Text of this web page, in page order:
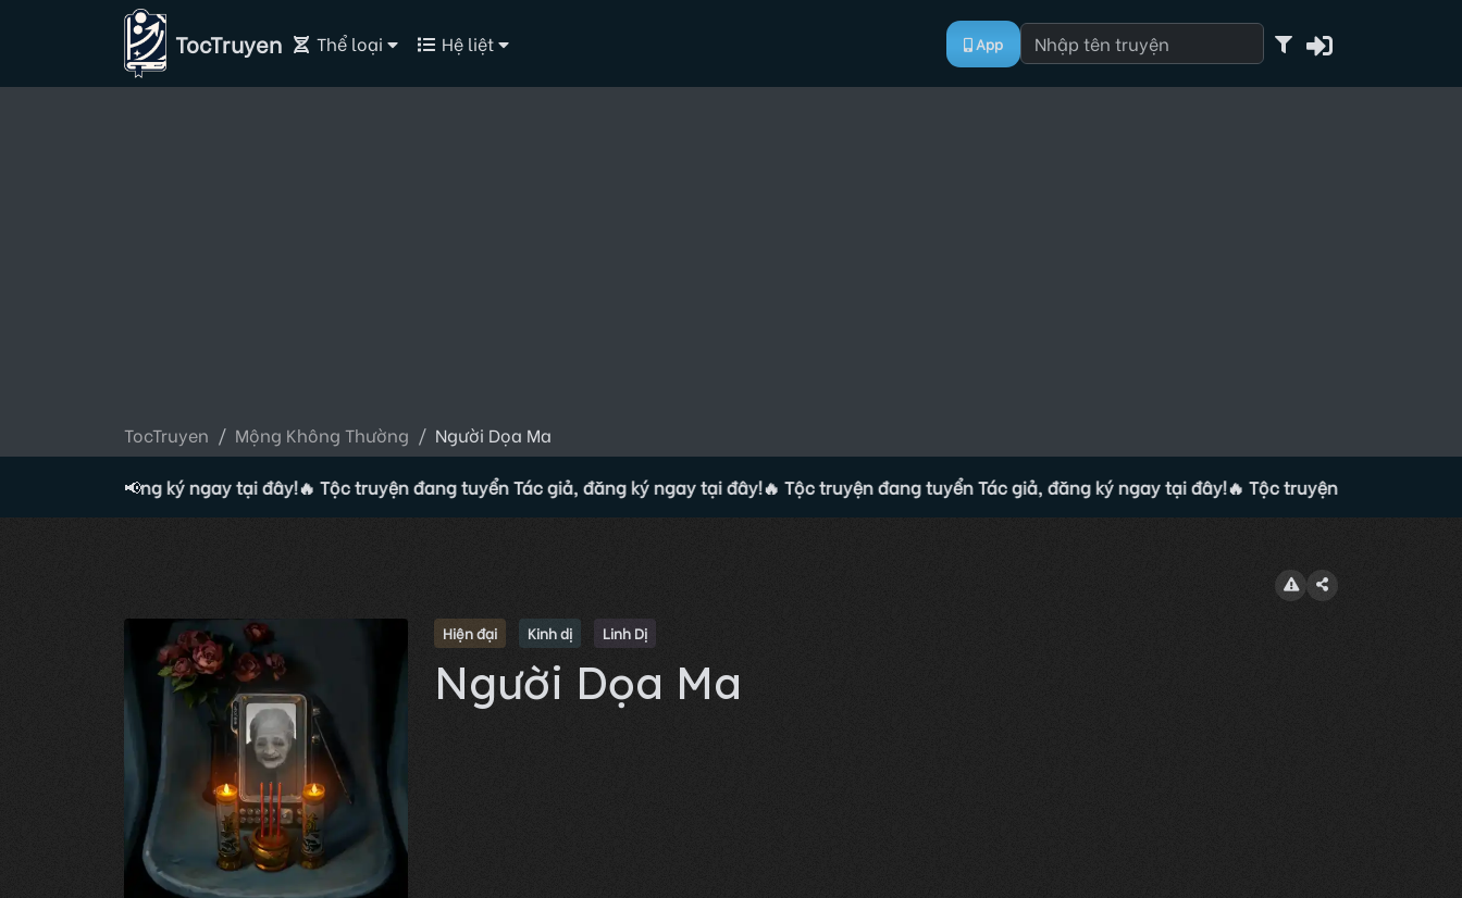
TocTruyen Thể loại Hệ liệt App
TocTruyen Mộng Không Thường Người Dọa Ma
📢
giả, đăng ký ngay tại đây!🔥 Tộc truyện đang tuyển Tác giả, đăng ký ngay tại đây!🔥 Tộc truyện đang tuyển Tác giả, đăng ký ngay tại đây!🔥 Tộc truyện đang tuyển Tác giả,
Hiện đại Kinh dị Linh Dị
Người Dọa Ma